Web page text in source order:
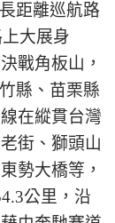
距離巡航路
大展身
戰角板山，
縣、苗栗縣
在縱貫台灣
街、獅頭山
勢大橋等，
公里，沿